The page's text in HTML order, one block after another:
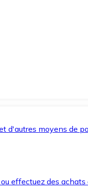
d'autres moyens de
effectuez des